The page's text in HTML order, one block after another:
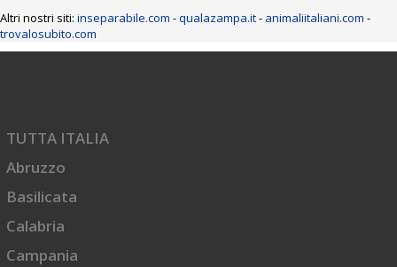
Altri nostri siti: inseparabile.com -qualazampa.it- animaliitaliani.com -
trovalosubito.com
TUTTA ITALIA
Abruzzo
Basilicata
Calabria
Campania